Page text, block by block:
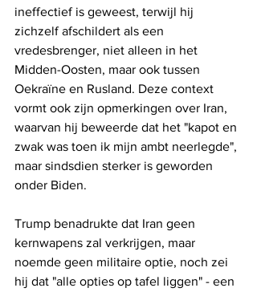
ineffectief is geweest, terwijl hij
zichzelf afschildert als een
vredesbrenger, niet alleen in het
Midden-Oosten, maar ook tussen
Oekraïne en Rusland. Deze context
vormt ook zijn opmerkingen over Iran,
waarvan hij beweerde dat het "kapot en
zwak was toen ik mijn ambt neerlegde",
maar sindsdien sterker is geworden
onder Biden.
Trump benadrukte dat Iran geen
kernwapens zal verkrijgen, maar
noemde geen militaire optie, noch zei
hij dat "alle opties op tafel liggen" - een